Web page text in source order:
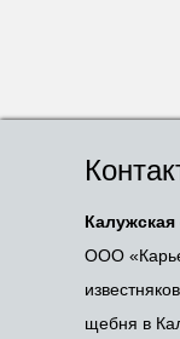
Калужская
ООО
щебня в